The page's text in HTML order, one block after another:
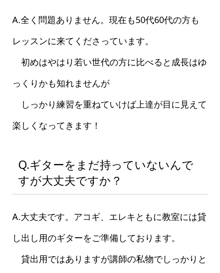
A.全く問題ありません。現在も50代60代の方も
レッスンに来てくださっています。
初めはやはり若い世代の方に比べると成長はゆ
っくりかも知れませんが
しっかり練習を重ねていけば上達が目に見えて
楽しくなってきます！
Q.ギターをまだ持っていないんで
すが大丈夫ですか？
A.大丈夫です。アコギ、エレキともに教室には貸
し出し用のギターをご準備しております。
貸出用ではありますが講師の私物でしっかりと